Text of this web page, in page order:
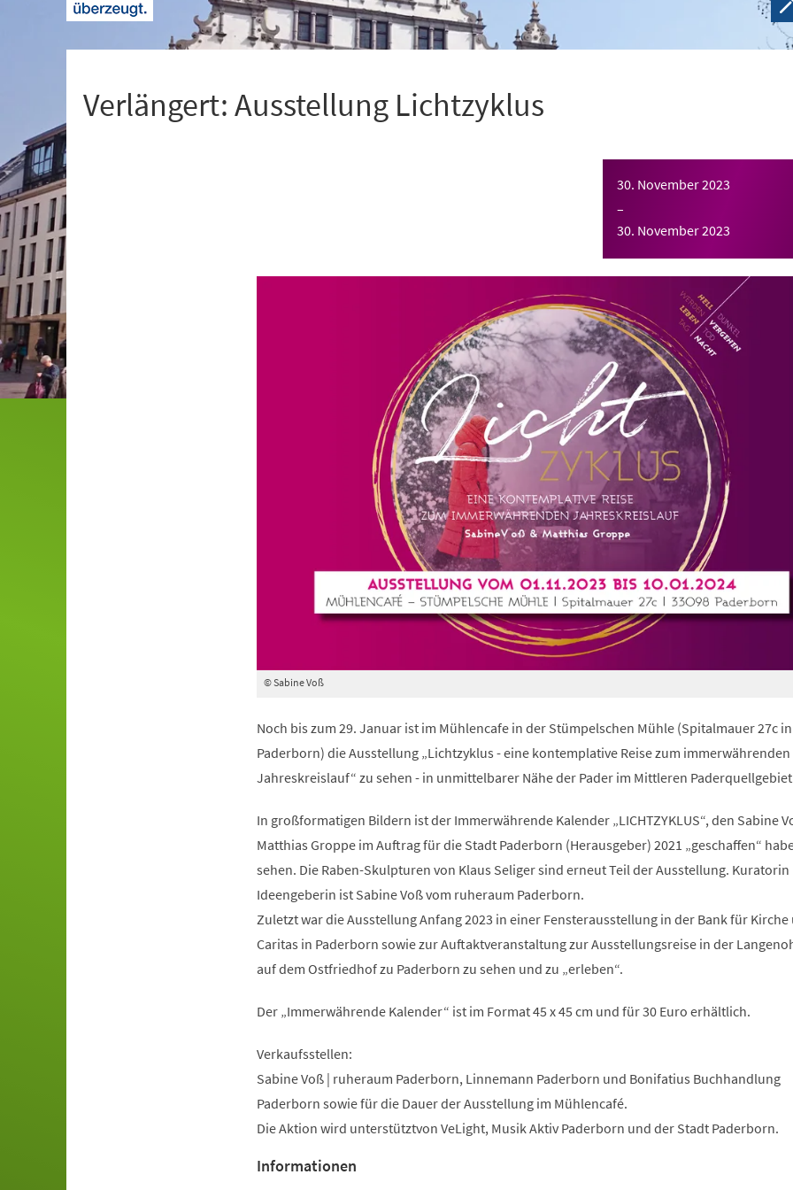
Verlängert: Ausstellung Lichtzyklus
30. November 2023
–
30. November 2023
© Sabine Voß
Noch bis zum 29. Januar ist im Mühlencafe in der Stümpelschen Mühle (Spitalmauer 27c in
Paderborn) die Ausstellung „Lichtzyklus - eine kontemplative Reise zum immerwährenden
Jahreskreislauf“ zu sehen - in unmittelbarer Nähe der Pader im Mittleren
In großformatigen Bildern ist der Immerwährende Kalender „LICHTZYKLUS“, den Sabine
Matthias Groppe im Auftrag für die Stadt Paderborn (Herausgeber) 2021 „geschaffen“
sehen. Die Raben-Skulpturen von Klaus Seliger sind erneut Teil der Ausstellung.
Ideengeberin ist Sabine Voß vom ruheraum Paderborn.
Zuletzt war die Ausstellung Anfang 2023 in einer Fensterausstellung in der Bank für Kirche
Caritas in Paderborn sowie zur Auftaktveranstaltung zur Ausstellungsreise in der
auf dem Ostfriedhof zu Paderborn zu sehen und zu „erleben“.
Der „Immerwährende Kalender“ ist im Format 45 x 45 cm und für 30 Euro erhältlich.
Verkaufsstellen:
Sabine Voß | ruheraum Paderborn, Linnemann Paderborn und Bonifatius Buchhandlung
Paderborn sowie für die Dauer der Ausstellung im Mühlencafé.
Die Aktion wird unterstütztvon VeLight, Musik Aktiv Paderborn und der Stadt Paderborn.
Informationen